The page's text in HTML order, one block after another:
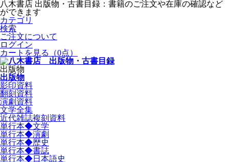
八木書店 出版物・古書目録：書籍のご注文や在庫の確認など
ができます
カテゴリ
検索
ご注文について
ログイン
カートを見る
（0点）
出版物
出版物
影印資料
翻刻資料
演劇資料
文学全集
近代雑誌複刻資料
単行本◆文学
単行本◆演劇
単行本◆歴史
単行本◆書誌
単行本◆日本語史